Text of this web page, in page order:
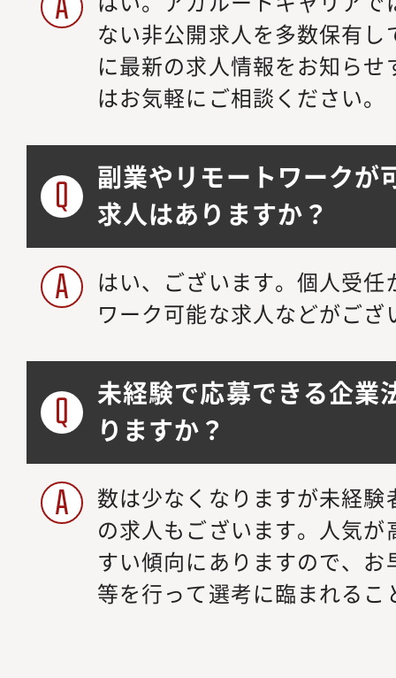
ない非公開求人を多数保有
に最新の求人情報をお知ら
はお気軽にご相談ください。
副業やリモートワークが
求人はありますか？
はい、ございます。個人受
ワーク可能な求人などがござ
未経験で応募できる企業
りますか？
数は少なくなりますが未経
の求人もございます。人気
すい傾向にありますので、
等を行って選考に臨まれる